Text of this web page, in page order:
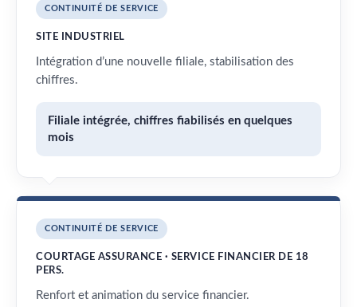
CONTINUITÉ DE SERVICE
SITE INDUSTRIEL
Intégration d’une nouvelle filiale, stabilisation des
chiffres.
Filiale intégrée, chiffres fiabilisés en quelques
mois
CONTINUITÉ DE SERVICE
COURTAGE ASSURANCE · SERVICE FINANCIER DE 18
PERS.
Renfort et animation du service financier.